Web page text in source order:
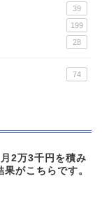
39
199
28
74
月2万3千円を積み
がこちらです。